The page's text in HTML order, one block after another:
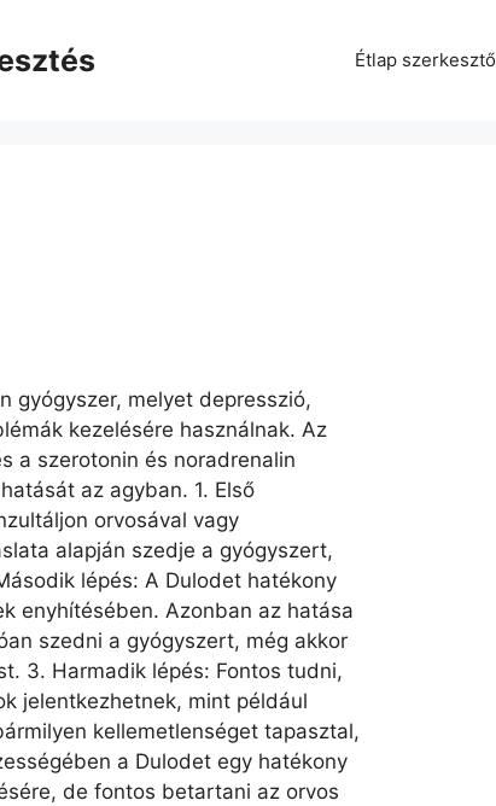
Étlap szerkesztő
gyógyszer, melyet depresszió,
kezelésére használnak. Az
a szerotonin és noradrenalin
az agyban. 1. Első
orvosával vagy
alapján szedje a gyógyszert,
lépés: A Dulodet hatékony
enyhítésében. Azonban az hatása
szedni a gyógyszert, még akkor
3. Harmadik lépés: Fontos tudni,
jelentkezhetnek, mint például
kellemetlenséget tapasztal,
a Dulodet egy hatékony
de fontos betartani az orvos